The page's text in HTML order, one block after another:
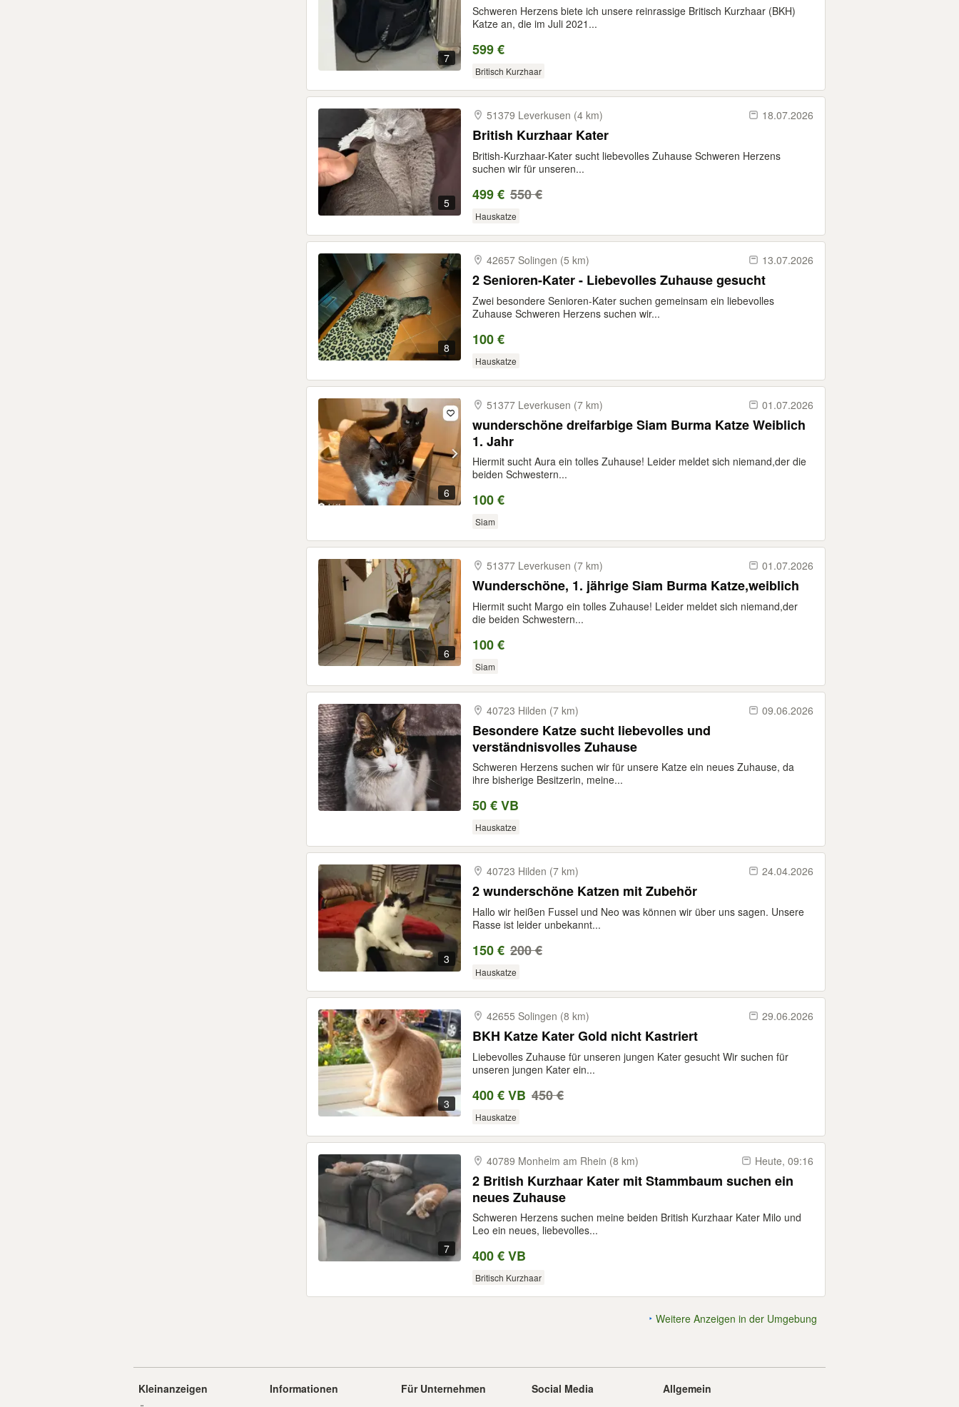
7
Schweren Herzens biete ich unsere reinrassige Britisch Kurzhaar (BKH)
Katze an, die im Juli 2021...
599 €
Britisch Kurzhaar
5
51379 Leverkusen (4 km) 18.07.2026
British Kurzhaar Kater
British-Kurzhaar-Kater sucht liebevolles Zuhause Schweren Herzens
suchen wir für unseren...
499 € 550 €
Hauskatze
8
42657 Solingen (5 km) 13.07.2026
2 Senioren-Kater - Liebevolles Zuhause gesucht
Zwei besondere Senioren-Kater suchen gemeinsam ein liebevolles
Zuhause Schweren Herzens suchen wir...
100 €
Hauskatze
6
51377 Leverkusen (7 km) 01.07.2026
wunderschöne dreifarbige Siam Burma Katze Weiblich
1. Jahr
Hiermit sucht Aura ein tolles Zuhause! Leider meldet sich niemand,der die
beiden Schwestern...
100 €
Siam
6
51377 Leverkusen (7 km) 01.07.2026
Wunderschöne, 1. jährige Siam Burma Katze,weiblich
Hiermit sucht Margo ein tolles Zuhause! Leider meldet sich niemand,der
die beiden Schwestern...
100 €
Siam
40723 Hilden (7 km) 09.06.2026
Besondere Katze sucht liebevolles und
verständnisvolles Zuhause
Schweren Herzens suchen wir für unsere Katze ein neues Zuhause, da
ihre bisherige Besitzerin, meine...
50 € VB
Hauskatze
3
40723 Hilden (7 km) 24.04.2026
2 wunderschöne Katzen mit Zubehör
Hallo wir heißen Fussel und Neo was können wir über uns sagen. Unsere
Rasse ist leider unbekannt...
150 € 200 €
Hauskatze
3
42655 Solingen (8 km) 29.06.2026
BKH Katze Kater Gold nicht Kastriert
Liebevolles Zuhause für unseren jungen Kater gesucht Wir suchen für
unseren jungen Kater ein...
400 € VB 450 €
Hauskatze
7
40789 Monheim am Rhein (8 km) Heute, 09:16
2 British Kurzhaar Kater mit Stammbaum suchen ein
neues Zuhause
Schweren Herzens suchen meine beiden British Kurzhaar Kater Milo und
Leo ein neues, liebevolles...
400 € VB
Britisch Kurzhaar
Weitere Anzeigen in der Umgebung
Kleinanzeigen
Informationen
Für Unternehmen
Social Media
Allgemein